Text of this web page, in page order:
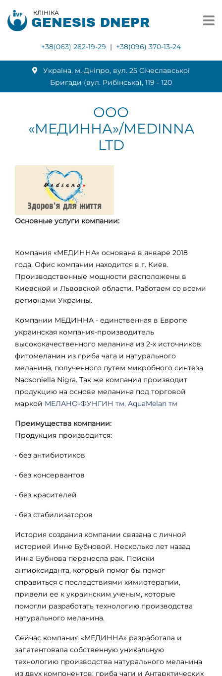
КЛІНІКА
GENESIS DNEPR
+38(063) 262-19-29 | +38(096) 370-13-24
Українa, м. Дніпро, вул. 25 Січеславської
Бригади (вул. Рибінська), 119 ‑ 120
ООО
«МЕДИННА»/MEDINNA
LTD
Основные услуги компании:
Компания «МЕДИННА» основана в январе 2018
года. Офис компании находится в г. Киев.
Производственные мощности расположены в
Киевской и Львовской области. Работаем со всеми
регионами Украины.
Компании МЕДИННА - единственная в Европе
украинская компания-производитель
высококачественного меланина из 2-х источников:
фитомеланин из гриба чага и натурального
меланина, полученного путем микробного синтеза
Nadsoniella Nigra. Так же компания производит
продукцию на основе меланина под торговой
маркой МЕЛАНО-ФУНГИН тм, AquaMelan тм
Преимущества компании:
Продукция производится:
• без антибиотиков
• без консервантов
• без красителей
• без стабилизаторов
История создания компании связана с личной
историей Инне Бубновой. Несколько лет назад
Инна Бубнова перенесла рак. Поиски
антиоксиданта, который помог бы помог
справиться с последствиями химиотерапии,
привели ее к украинским ученым, которые
помогли разработать технологию производства
натурального меланина.
Сейчас компания «МЕДИННА» разработала и
запатентовала собственную уникальную
технологию производства натурального меланина
из двух компонентов: гриба чаги и Антарктических